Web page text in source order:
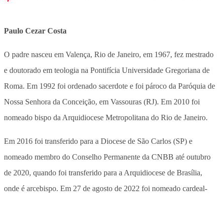
Paulo Cezar Costa
O padre nasceu em Valença, Rio de Janeiro, em 1967, fez mestrado
e doutorado em teologia na Pontifícia Universidade Gregoriana de
Roma. Em 1992 foi ordenado sacerdote e foi pároco da Paróquia de
Nossa Senhora da Conceição, em Vassouras (RJ). Em 2010 foi
nomeado bispo da Arquidiocese Metropolitana do Rio de Janeiro.
Em 2016 foi transferido para a Diocese de São Carlos (SP) e
nomeado membro do Conselho Permanente da CNBB até outubro
de 2020, quando foi transferido para a Arquidiocese de Brasília,
onde é arcebispo. Em 27 de agosto de 2022 foi nomeado cardeal-